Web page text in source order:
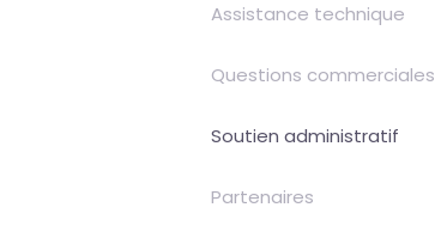
Assistance technique
Questions commerciales
Soutien administratif
Partenaires